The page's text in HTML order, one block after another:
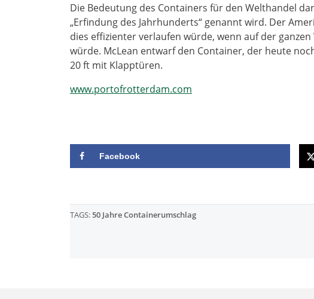
Die Bedeutung des Containers für den Welthandel
„Erfindung des Jahrhunderts“ genannt wird. Der
dies effizienter verlaufen würde, wenn auf der
würde. McLean entwarf den Container, der heute
20 ft mit Klapptüren.
www.portofrotterdam.com
Facebook
TAGS:50 Jahre Containerumschlag